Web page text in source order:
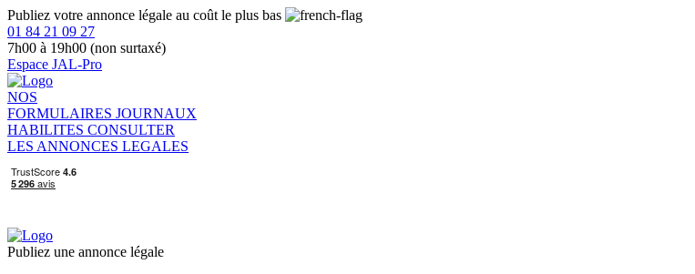
Publiez votre annonce légale au coût le plus bas
01 84 21 09 27
7h00 à 19h00 (non surtaxé)
Espace JAL-Pro
NOS
FORMULAIRES JOURNAUX
HABILITES CONSULTER
LES ANNONCES LEGALES
Publiez une annonce légale